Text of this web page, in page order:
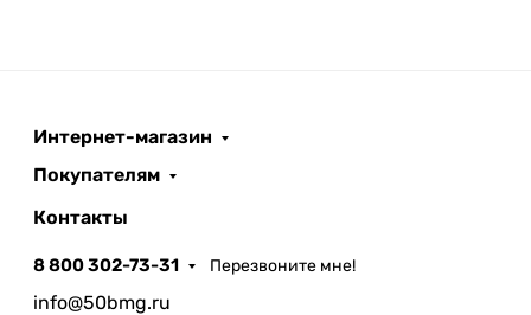
Интернет-магазин
Покупателям
Контакты
8 800 302-73-31 Перезвоните мне!
info@50bmg.ru